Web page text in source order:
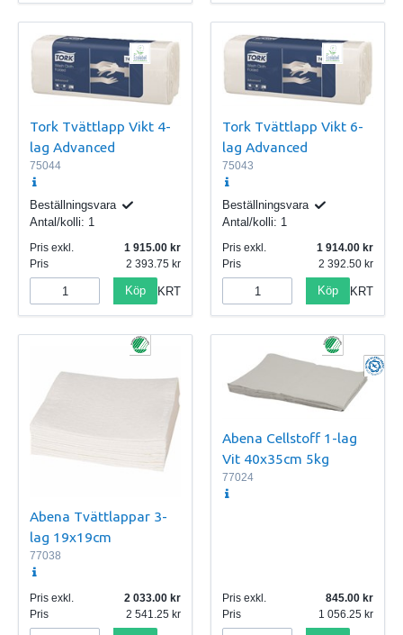
Tork Tvättlapp Vikt 4-
lag Advanced
75044
Beställningsvara
Antal/kolli: 1
Pris exkl.
1 915.00
Pris
2 393.75
Köp KRT
Tork Tvättlapp Vikt 6-
lag Advanced
75043
Beställningsvara
Antal/kolli: 1
Pris exkl.
1 914.00
Pris
2 392.50
Köp KRT
Abena Tvättlappar 3-
lag 19x19cm
77038
Pris exkl.
2 033.00
Pris
2 541.25
Abena Cellstoff 1-lag
Vit 40x35cm 5kg
77024
Pris exkl.
845.00
Pris
1 056.25